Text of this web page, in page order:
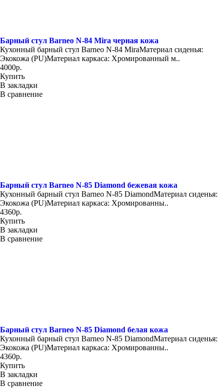
Барный стул Barneo N-84 Mira черная кожа
Кухонный барный стул Barneo N-84 MiraМатериал сиденья:
Экокожа (PU)Материал каркаса: Хромированный м..
4000р.
Купить
В закладки
В сравнение
Барный стул Barneo N-85 Diamond бежевая кожа
Кухонный барный стул Barneo N-85 DiamondМатериал сиденья:
Экокожа (PU)Материал каркаса: Хромированны..
4360р.
Купить
В закладки
В сравнение
Барный стул Barneo N-85 Diamond белая кожа
Кухонный барный стул Barneo N-85 DiamondМатериал сиденья:
Экокожа (PU)Материал каркаса: Хромированны..
4360р.
Купить
В закладки
В сравнение